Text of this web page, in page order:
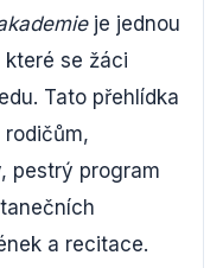
je jednou
se žáci
Tato přehlídka
pestrý program
a recitace.